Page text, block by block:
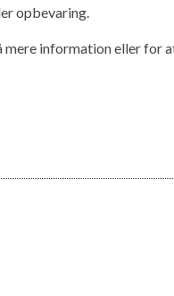
opbevaring.
information eller for